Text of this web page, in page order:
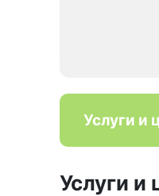
Услуги и
Услуги и